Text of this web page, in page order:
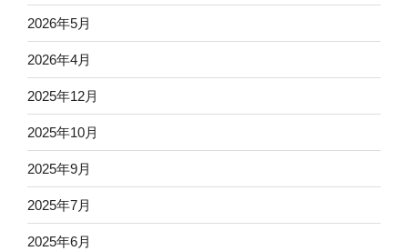
2026年5月
2026年4月
2025年12月
2025年10月
2025年9月
2025年7月
2025年6月